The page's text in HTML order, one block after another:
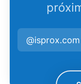
@isprox.com